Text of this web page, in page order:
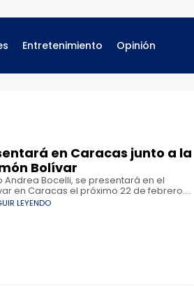
Entretenimiento Opinión
en Caracas junto a la
Bolívar
Bocelli, se presentará en el
en Caracas el próximo 22 de febrero.
de todos los tiempos
LEYENDO